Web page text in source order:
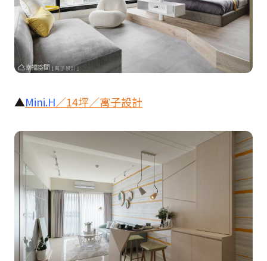
▲Mini.H／14坪／寓子設計